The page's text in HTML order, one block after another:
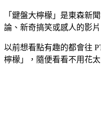
「鍵盤大檸檬」是東森新
論、新奇搞笑或感人的影
以前想看點有趣的都會往
檸檬」，隨便看看不用花